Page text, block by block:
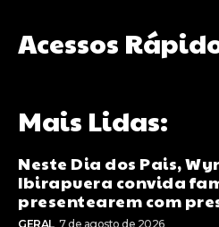
Acessos
Mais Lidas:
Neste Dia dos Pais,
Ibirapuera convida
presentearem com
GERAL 7 de agosto de 2026